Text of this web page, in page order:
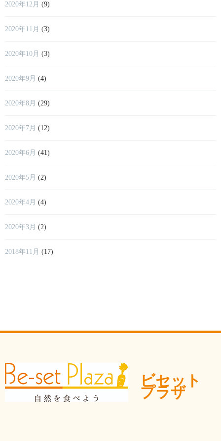
2020年12月 (9)
2020年11月 (3)
2020年10月 (3)
2020年9月 (4)
2020年8月 (29)
2020年7月 (12)
2020年6月 (41)
2020年5月 (2)
2020年4月 (4)
2020年3月 (2)
2018年11月 (17)
ビセット
プラザ